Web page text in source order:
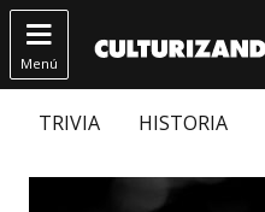

Menú
TRIVIA HISTORIA